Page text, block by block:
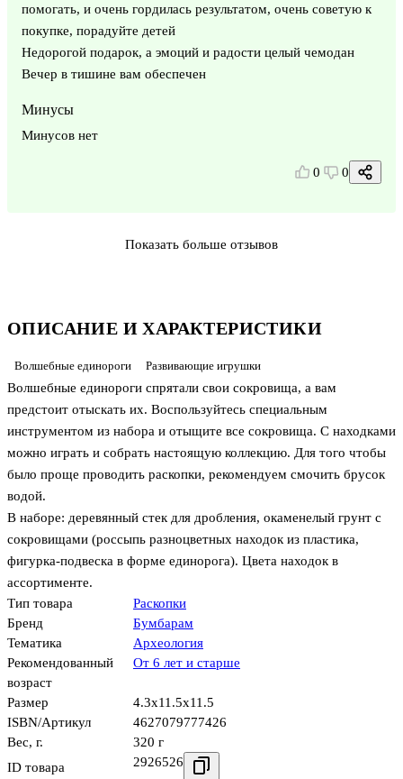
ОПИСАНИЕ И ХАРАКТЕРИСТИКИ
Волшебные единороги Развивающие игрушки
Волшебные единороги спрятали свои сокровища, а вам
предстоит отыскать их. Воспользуйтесь специальным
инструментом из набора и отыщите все сокровища. С находками
можно играть и собрать настоящую коллекцию. Для того чтобы
было проще проводить раскопки, рекомендуем смочить брусок
водой.
В наборе: деревянный стек для дробления, окаменелый грунт с
сокровищами (россыпь разноцветных находок из пластика,
фигурка-подвеска в форме единорога). Цвета находок в
ассортименте.
Тип товара
Раскопки
Бренд
Бумбарам
Тематика
Археология
Рекомендованный
возраст
От 6 лет и старше
Размер
4.3x11.5x11.5
ISBN/Артикул
4627079777426
Вес, г.
320 г
ID товара
2926526
помогать, и очень гордилась результатом, очень советую к
покупке, порадуйте детей
Недорогой подарок, а эмоций и радости целый чемодан
Вечер в тишине вам обеспечен
Минусы
Минусов нет
0 0
Показать больше отзывов